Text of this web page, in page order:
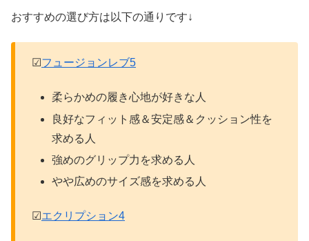
おすすめの選び方は以下の通りです↓
☑フュージョンレブ5
柔らかめの履き心地が好きな人
良好なフィット感＆安定感＆クッション性を
求める人
強めのグリップ力を求める人
やや広めのサイズ感を求める人
☑エクリプション4